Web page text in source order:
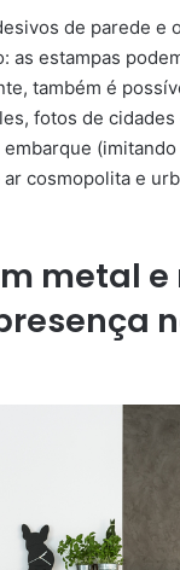
de parede e
as estampas
também é
fotos de
cosmopolita e
metal